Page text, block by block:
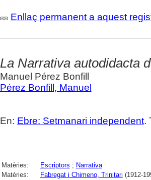
Enllaç permanent a aquest
La Narrativa autodidacta
Manuel Pérez Bonfill
Pérez Bonfill, Manuel
En: Ebre: Setmanari independent.
Matèries: Escriptors ; Narrativa
Matèries:
Fabregat i Chimeno, Trinitari (1912-